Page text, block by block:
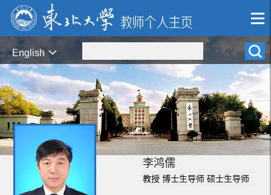
English
李鸿儒
教授 博士生导师 硕士生导师